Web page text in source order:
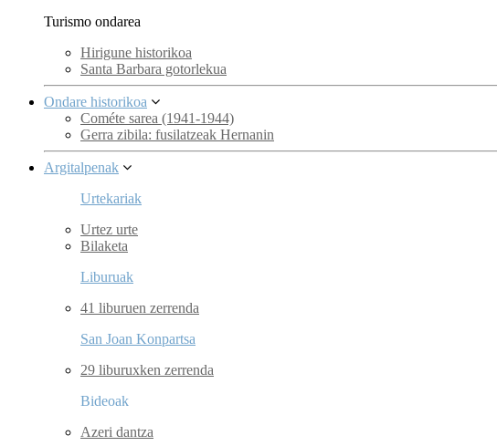
Turismo ondarea
Hirigune historikoa
Santa Barbara gotorlekua
Ondare historikoa
Cométe sarea (1941-1944)
Gerra zibila: fusilatzeak Hernanin
Argitalpenak
Urtekariak
Urtez urte
Bilaketa
Liburuak
41 liburuen zerrenda
San Joan Konpartsa
29 liburuxken zerrenda
Bideoak
Azeri dantza